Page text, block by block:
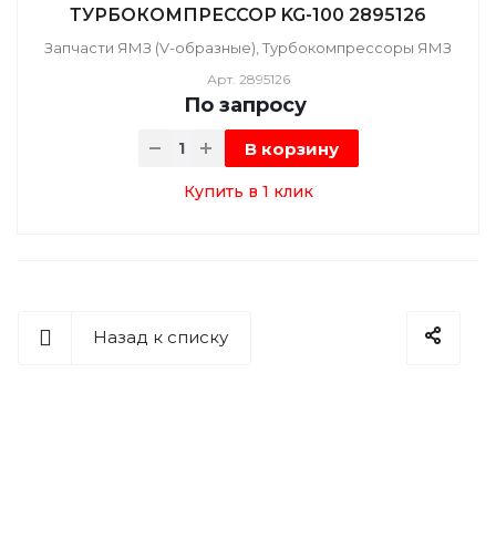
ТУРБОКОМПРЕССОР KG-100 2895126
Запчасти ЯМЗ (V-образные), Турбокомпрессоры ЯМЗ
Арт. 2895126
По запросу
В корзину
Купить в 1 клик
Назад к списку